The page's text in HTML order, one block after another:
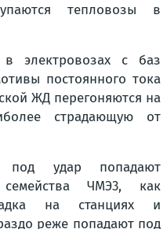
тепловозы в
электровозах с баз
постоянного тока
ЖД перегоняются на
страдающую от
под удар попадают
ЧМЭ3, как
на станциях и
реже попадают под